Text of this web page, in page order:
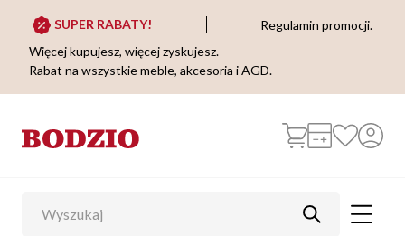
SUPER RABATY!
Regulamin promocji.
Więcej kupujesz, więcej zyskujesz.
Rabat na wszystkie meble, akcesoria i AGD.